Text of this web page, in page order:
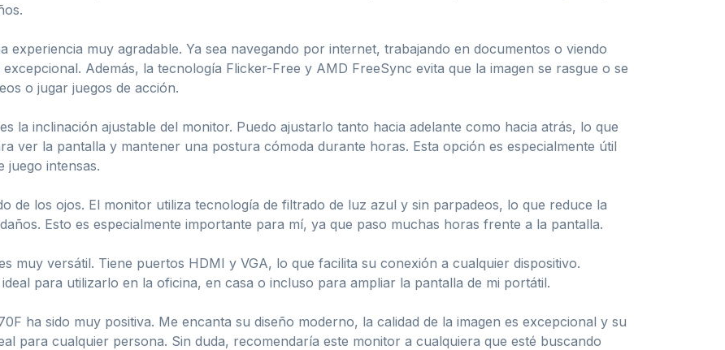
experiencia muy agradable. Ya sea navegando por internet, trabajando en documentos o viendo
Además, la tecnología Flicker-Free y AMD FreeSync evita que la imagen se rasgue o se
o jugar juegos de acción.
la inclinación ajustable del monitor. Puedo ajustarlo tanto hacia adelante como hacia atrás, lo que
ver la pantalla y mantener una postura cómoda durante horas. Esta opción es especialmente útil
juego intensas.
de los ojos. El monitor utiliza tecnología de filtrado de luz azul y sin parpadeos, lo que reduce la
Esto es especialmente importante para mí, ya que paso muchas horas frente a la pantalla.
muy versátil. Tiene puertos HDMI y VGA, lo que facilita su conexión a cualquier dispositivo.
para utilizarlo en la oficina, en casa o incluso para ampliar la pantalla de mi portátil.
ha sido muy positiva. Me encanta su diseño moderno, la calidad de la imagen es excepcional y su
para cualquier persona. Sin duda, recomendaría este monitor a cualquiera que esté buscando